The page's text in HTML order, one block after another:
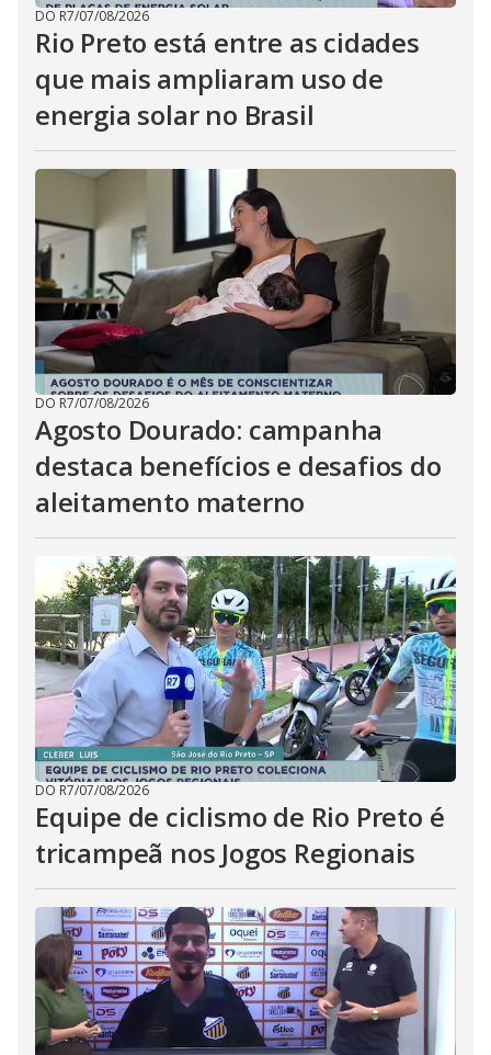
DO R7/07/08/2026
Rio Preto está entre as cidades
que mais ampliaram uso de
energia solar no Brasil
DO R7/07/08/2026
Agosto Dourado: campanha
destaca benefícios e desafios do
aleitamento materno
DO R7/07/08/2026
Equipe de ciclismo de Rio Preto é
tricampeã nos Jogos Regionais